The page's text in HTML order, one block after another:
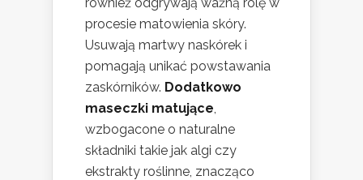
procesie matowienia skóry.
Usuwają martwy naskórek i
pomagają unikać powstawania
zaskórników. Dodatkowo
maseczki matujące,
wzbogacone o naturalne
składniki takie jak algi czy
ekstrakty roślinne, znacząco